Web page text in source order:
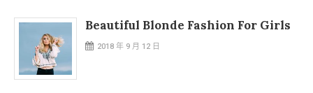
Beautiful Blonde Fashion For Girls
2018 年 9 月 12 日